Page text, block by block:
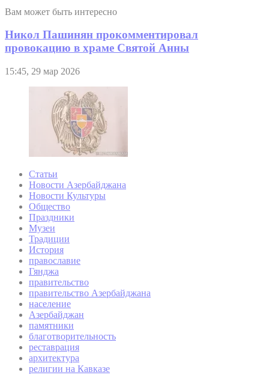
Вам может быть интересно
Никол Пашинян прокомментировал
провокацию в храме Святой Анны
15:45, 29 мар 2026
Статьи
Новости Азербайджана
Новости Культуры
Общество
Праздники
Музеи
Традиции
История
православие
Гянджа
правительство
правительство Азербайджана
население
Азербайджан
памятники
благотворительность
реставрация
архитектура
религии на Кавказе